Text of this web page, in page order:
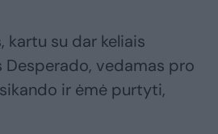
kartu su dar keliais
vedamas pro
ir ėmė purtyti,